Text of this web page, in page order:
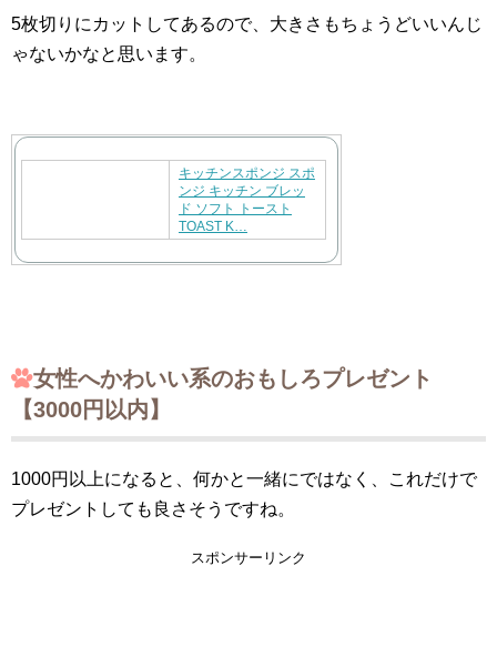
5枚切りにカットしてあるので、大きさもちょうどいいんじ
ゃないかなと思います。
キッチンスポンジ スポ
ンジ キッチン ブレッ
ド ソフト トースト
TOAST K…
女性へかわいい系のおもしろプレゼント
【3000円以内】
1000円以上になると、何かと一緒にではなく、これだけで
プレゼントしても良さそうですね。
スポンサーリンク